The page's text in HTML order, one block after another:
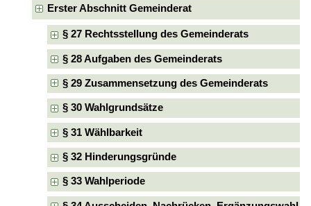
Erster Abschnitt Gemeinderat
§ 27 Rechtsstellung des Gemeinderats
§ 28 Aufgaben des Gemeinderats
§ 29 Zusammensetzung des Gemeinderats
§ 30 Wahlgrundsätze
§ 31 Wählbarkeit
§ 32 Hinderungsgründe
§ 33 Wahlperiode